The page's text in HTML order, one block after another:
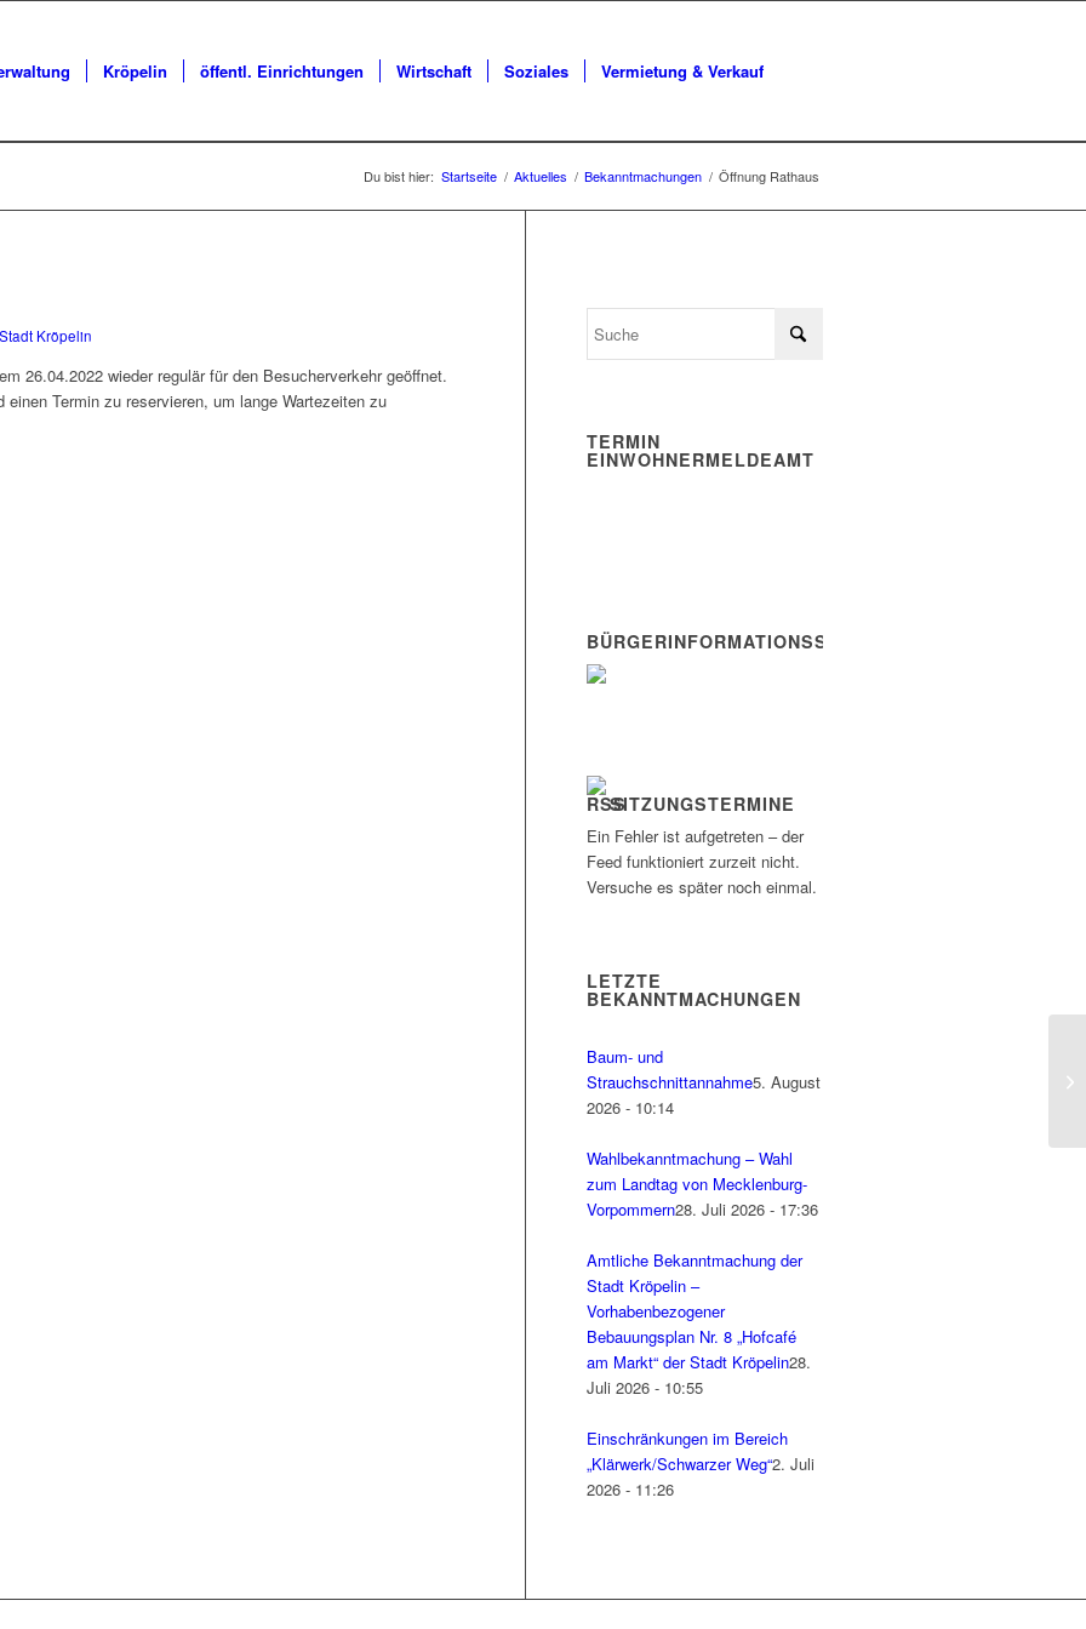
Kröpelin öffentl. Einrichtungen Wirtschaft Soziales Vermietung & Verkauf
Du bist hier: Startseite / Aktuelles / Bekanntmachungen / Öffnung Rathaus
Stadt Kröpelin
26.04.2022 wieder regulär für den Besucherverkehr geöffnet.
Termin zu reservieren, um lange Wartezeiten zu
TERMIN
EINWOHNERMELDEAMT
BÜRGERINFORMATIONSSYSTEM
SITZUNGSTERMINE
Ein Fehler ist aufgetreten – der
Feed funktioniert zurzeit nicht.
Versuche es später noch einmal.
LETZTE
BEKANNTMACHUNGEN
Baum- und
Strauchschnittannahme5. August
2026 - 10:14
Wahlbekanntmachung – Wahl
zum Landtag von Mecklenburg-
Vorpommern28. Juli 2026 - 17:36
Amtliche Bekanntmachung der
Stadt Kröpelin –
Vorhabenbezogener
Bebauungsplan Nr. 8 „Hofcafé
am Markt“ der Stadt Kröpelin28.
Juli 2026 - 10:55
Einschränkungen im Bereich
„Klärwerk/Schwarzer Weg“2. Juli
2026 - 11:26